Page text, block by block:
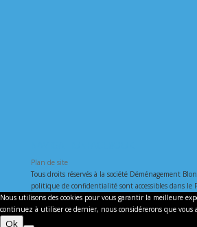
Plan de site
Tous droits réservés à la société Déménagement
politique de confidentialité sont accessibles dans le
Nous utilisons des cookies pour vous garantir la meilleure
continuez à utiliser ce dernier, nous considérerons que vous
Ok